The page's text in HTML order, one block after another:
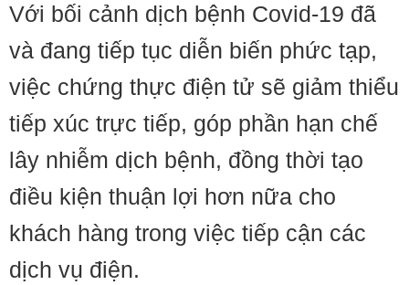
Với bối cảnh dịch bệnh Covid-19 đã
và đang tiếp tục diễn biến phức tạp,
việc chứng thực điện tử sẽ giảm thiểu
tiếp xúc trực tiếp, góp phần hạn chế
lây nhiễm dịch bệnh, đồng thời tạo
điều kiện thuận lợi hơn nữa cho
khách hàng trong việc tiếp cận các
dịch vụ điện.